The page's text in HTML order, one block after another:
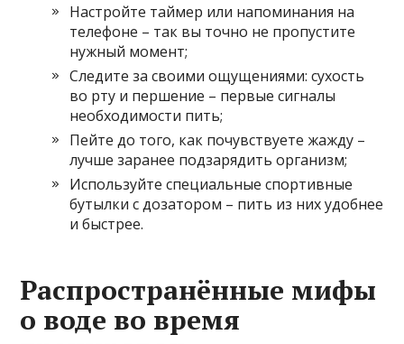
Настройте таймер или напоминания на
телефоне – так вы точно не пропустите
нужный момент;
Следите за своими ощущениями: сухость
во рту и першение – первые сигналы
необходимости пить;
Пейте до того, как почувствуете жажду –
лучше заранее подзарядить организм;
Используйте специальные спортивные
бутылки с дозатором – пить из них удобнее
и быстрее.
Распространённые мифы
о воде во время